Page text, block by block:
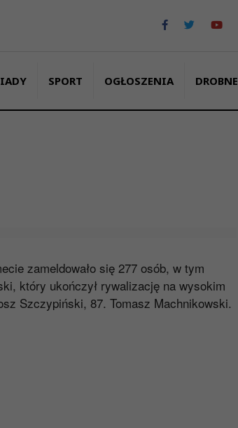
SPORT OGŁOSZENIA DROBNE
zameldowało się 277 osób, w tym
który ukończył rywalizację na wysokim
Szczypiński, 87. Tomasz Machnikowski.